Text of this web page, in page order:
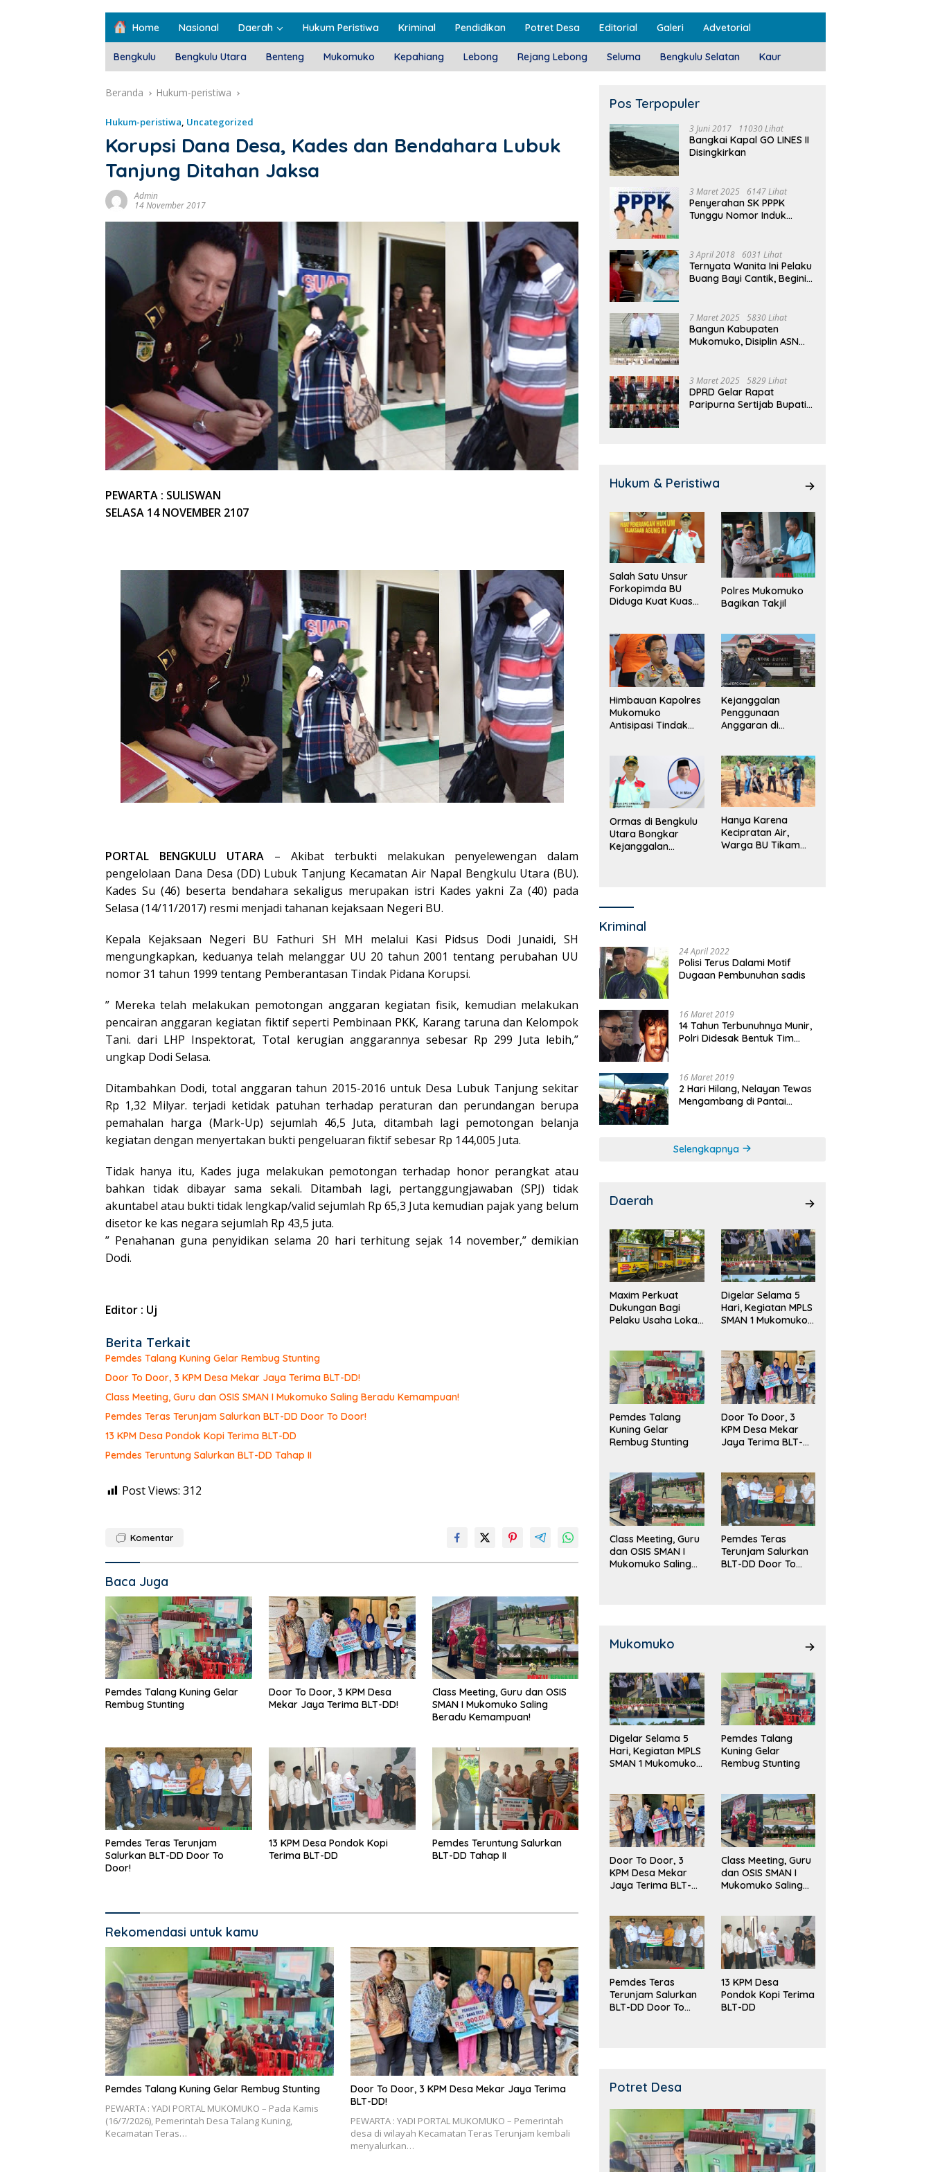
Home Nasional Daerah Hukum Peristiwa Kriminal Pendidikan Potret Desa Editorial Galeri Advetorial
Bengkulu Bengkulu Utara Benteng Mukomuko Kepahiang Lebong Rejang Lebong Seluma Bengkulu Selatan Kaur
Beranda Hukum-peristiwa
Hukum-peristiwa, Uncategorized
Korupsi Dana Desa, Kades dan Bendahara Lubuk
Tanjung Ditahan Jaksa
Admin
14 November 2017
PEWARTA : SULISWAN
SELASA 14 NOVEMBER 2107
PORTAL BENGKULU UTARA– Akibat terbukti melakukan penyelewengan dalam
pengelolaan Dana Desa (DD) Lubuk Tanjung Kecamatan Air Napal Bengkulu Utara (BU).
Kades Su (46) beserta bendahara sekaligus merupakan istri Kades yakni Za (40) pada
Selasa (14/11/2017) resmi menjadi tahanan kejaksaan Negeri BU.
Kepala Kejaksaan Negeri BU Fathuri SH MH melalui Kasi Pidsus Dodi Junaidi, SH
mengungkapkan, keduanya telah melanggar UU 20 tahun 2001 tentang perubahan UU
nomor 31 tahun 1999 tentang Pemberantasan Tindak Pidana Korupsi.
” Mereka telah melakukan pemotongan anggaran kegiatan fisik, kemudian melakukan
pencairan anggaran kegiatan fiktif seperti Pembinaan PKK, Karang taruna dan Kelompok
Tani. dari LHP Inspektorat, Total kerugian anggarannya sebesar Rp 299 Juta lebih,”
ungkap Dodi Selasa.
Ditambahkan Dodi, total anggaran tahun 2015-2016 untuk Desa Lubuk Tanjung sekitar
Rp 1,32 Milyar. terjadi ketidak patuhan terhadap peraturan dan perundangan berupa
pemahalan harga (Mark-Up) sejumlah 46,5 Juta, ditambah lagi pemotongan belanja
kegiatan dengan menyertakan bukti pengeluaran fiktif sebesar Rp 144,005 Juta.
Tidak hanya itu, Kades juga melakukan pemotongan terhadap honor perangkat atau
bahkan tidak dibayar sama sekali. Ditambah lagi, pertanggungjawaban (SPJ) tidak
akuntabel atau bukti tidak lengkap/valid sejumlah Rp 65,3 Juta kemudian pajak yang belum
disetor ke kas negara sejumlah Rp 43,5 juta.
” Penahanan guna penyidikan selama 20 hari terhitung sejak 14 november,” demikian
Dodi.
Editor : Uj
Berita Terkait
Pemdes Talang Kuning Gelar Rembug Stunting
Door To Door, 3 KPM Desa Mekar Jaya Terima BLT-DD!
Class Meeting, Guru dan OSIS SMAN I Mukomuko Saling Beradu Kemampuan!
Pemdes Teras Terunjam Salurkan BLT-DD Door To Door!
13 KPM Desa Pondok Kopi Terima BLT-DD
Pemdes Teruntung Salurkan BLT-DD Tahap II
Post Views: 312
Komentar
Baca Juga
Pemdes Talang Kuning Gelar
Rembug Stunting
Door To Door, 3 KPM Desa
Mekar Jaya Terima BLT-DD!
Class Meeting, Guru dan OSIS
SMAN I Mukomuko Saling
Beradu Kemampuan!
Pemdes Teras Terunjam
Salurkan BLT-DD Door To
Door!
13 KPM Desa Pondok Kopi
Terima BLT-DD
Pemdes Teruntung Salurkan
BLT-DD Tahap II
Rekomendasi untuk kamu
Pemdes Talang Kuning Gelar Rembug Stunting
PEWARTA : YADI PORTAL MUKOMUKO – Pada Kamis
(16/7/2026), Pemerintah Desa Talang Kuning,
Kecamatan Teras…
Door To Door, 3 KPM Desa Mekar Jaya Terima
BLT-DD!
PEWARTA : YADI PORTAL MUKOMUKO – Pemerintah
desa di wilayah Kecamatan Teras Terunjam kembali
menyalurkan…
Pos Terpopuler
3 Juni 2017 11030 Lihat
Bangkai Kapal GO LINES II
Disingkirkan
3 Maret 2025 6147 Lihat
Penyerahan SK PPPK
Tunggu Nomor Induk
3 April 2018 6031 Lihat
Ternyata Wanita Ini Pelaku
Buang Bayi Cantik, Begini
7 Maret 2025 5830 Lihat
Bangun Kabupaten
Mukomuko, Disiplin ASN
3 Maret 2025 5829 Lihat
DPRD Gelar Rapat
Paripurna Sertijab Bupati
Hukum & Peristiwa
Salah Satu Unsur
Forkopimda BU
Diduga Kuat Kuasai
Laki Lapor
Kejagung
Polres Mukomuko
Bagikan Takjil
Himbauan Kapolres
Mukomuko
Antisipasi Tindak
Orang
Kejanggalan
Penggunaan
Anggaran di
Bakal Dibongkar
Ormas di Bengkulu
Utara Bongkar
Kejanggalan
Hanya Karena
Kecipratan Air,
Warga BU Tikam
Kriminal
24 April 2022
Polisi Terus Dalami Motif
Dugaan Pembunuhan sadis
16 Maret 2019
14 Tahun Terbunuhnya Munir,
Polri Didesak Bentuk Tim
16 Maret 2019
2 Hari Hilang, Nelayan Tewas
Mengambang di Pantai
Selengkapnya
Daerah
Maxim Perkuat
Dukungan Bagi
Pelaku Usaha Lokal
Ruang Publik dan
Kebersihan Pasar
Digelar Selama 5
Hari, Kegiatan MPLS
SMAN 1 Mukomuko
Pemdes Talang
Kuning Gelar
Rembug Stunting
Door To Door, 3
KPM Desa Mekar
Jaya Terima BLT-
Class Meeting, Guru
dan OSIS SMAN I
Mukomuko Saling
Pemdes Teras
Terunjam Salurkan
BLT-DD Door To
Mukomuko
Digelar Selama 5
Hari, Kegiatan MPLS
SMAN 1 Mukomuko
Pemdes Talang
Kuning Gelar
Rembug Stunting
Door To Door, 3
KPM Desa Mekar
Jaya Terima BLT-
Class Meeting, Guru
dan OSIS SMAN I
Mukomuko Saling
Pemdes Teras
Terunjam Salurkan
BLT-DD Door To
13 KPM Desa
Pondok Kopi Terima
BLT-DD
Potret Desa